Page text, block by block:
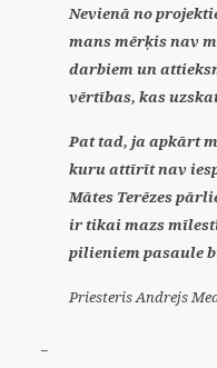
Nevienā no
mans mērķis nav
darbiem un
vērtības, kas
Pat tad, ja apkārt
kuru attīrīt nav
Mātes Terēzes
ir tikai mazs
pilieniem pasaule
Priesteris Andrejs